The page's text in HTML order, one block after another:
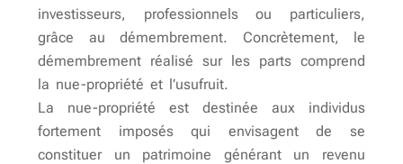
investisseurs, professionnels ou particuliers,
grâce au démembrement. Concrètement, le
démembrement réalisé sur les parts comprend
la nue-propriété et l’usufruit.
La nue-propriété est destinée aux individus
fortement imposés qui envisagent de se
constituer un patrimoine générant un revenu